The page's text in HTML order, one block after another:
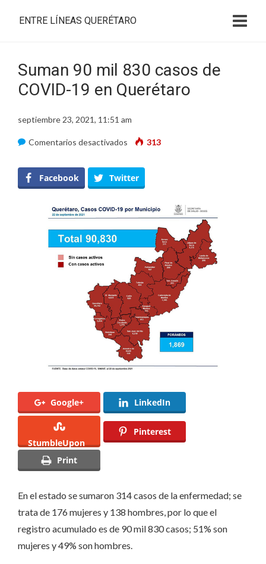
ENTRE LÍNEAS QUERÉTARO
Suman 90 mil 830 casos de
COVID-19 en Querétaro
septiembre 23, 2021, 11:51 am
Comentarios desactivados en
90
mil
830
COVID-
19
en
Querétaro
313
Facebook Twitter
Google+ LinkedIn
StumbleUpon
Pinterest
Print
En el estado se sumaron 314 casos de la enfermedad; se
trata de 176 mujeres y 138 hombres, por lo que el
registro acumulado es de 90 mil 830 casos; 51% son
mujeres y 49% son hombres.